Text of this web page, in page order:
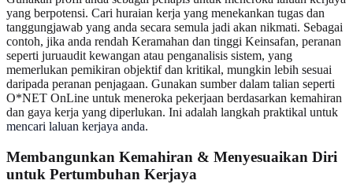
yang berpotensi. Cari huraian kerja yang menekankan tugas dan
tanggungjawab yang anda secara semula jadi akan nikmati. Sebagai
contoh, jika anda rendah Keramahan dan tinggi Keinsafan, peranan
seperti juruaudit kewangan atau penganalisis sistem, yang
memerlukan pemikiran objektif dan kritikal, mungkin lebih sesuai
daripada peranan penjagaan. Gunakan sumber dalam talian seperti
O*NET OnLine untuk meneroka pekerjaan berdasarkan kemahiran
dan gaya kerja yang diperlukan. Ini adalah langkah praktikal untuk
mencari laluan kerjaya anda.
Membangunkan Kemahiran & Menyesuaikan Diri
untuk Pertumbuhan Kerjaya